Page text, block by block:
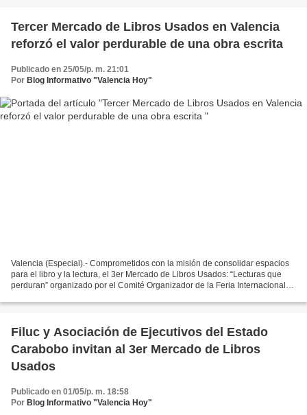
Tercer Mercado de Libros Usados en Valencia
reforzó el valor perdurable de una obra escrita
Publicado en 25/05/p. m. 21:01
Por Blog Informativo "Valencia Hoy"
Valencia (Especial).- Comprometidos con la misión de consolidar espacios
para el libro y la lectura, el 3er Mercado de Libros Usados: “Lecturas que
perduran” organizado por el Comité Organizador de la Feria Internacional
Filuc y Asociación de Ejecutivos del Estado
Carabobo invitan al 3er Mercado de Libros
Usados
Publicado en 01/05/p. m. 18:58
Por Blog Informativo "Valencia Hoy"